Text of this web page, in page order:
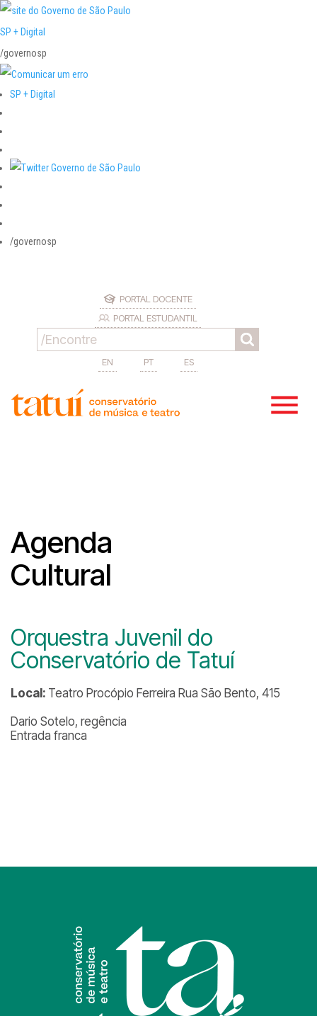
SP + Digital
/governosp
SP + Digital
/governosp
PORTAL DOCENTE
PORTAL ESTUDANTIL
EN PT ES
Agenda
Cultural
Orquestra Juvenil do
Conservatório de Tatuí
Local: Teatro Procópio Ferreira Rua São Bento, 415
Dario Sotelo, regência
Entrada franca